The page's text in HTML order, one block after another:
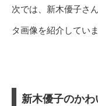
次では、新木優子さ
タ画像を紹介していま
新木優子のか